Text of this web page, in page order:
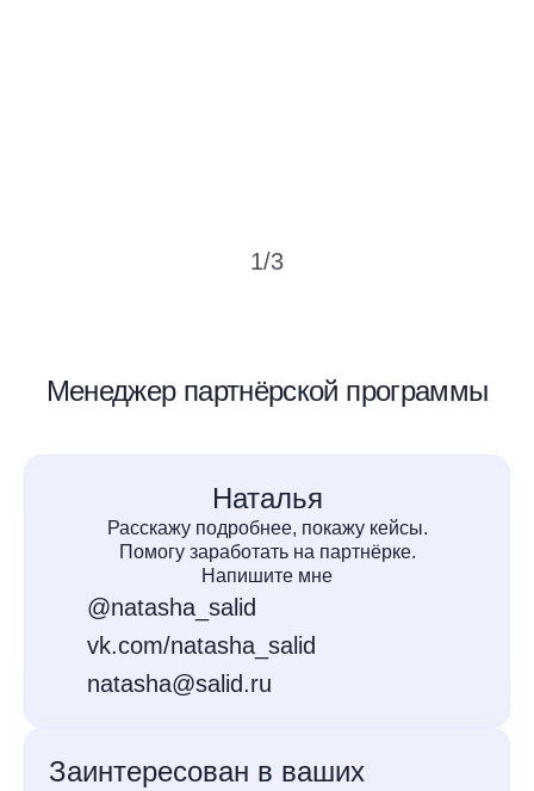
1/3
Менеджер партнёрской программы
Наталья
Расскажу подробнее, покажу кейсы.
Помогу заработать на партнёрке.
Напишите мне
@natasha_salid
vk.com/natasha_salid
natasha@salid.ru
Заинтересован в ваших